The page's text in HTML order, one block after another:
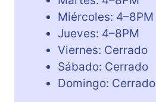
Miércoles: 4–8PM
Jueves: 4–8PM
Viernes: Cerrado
Sábado: Cerrado
Domingo: Cerrado